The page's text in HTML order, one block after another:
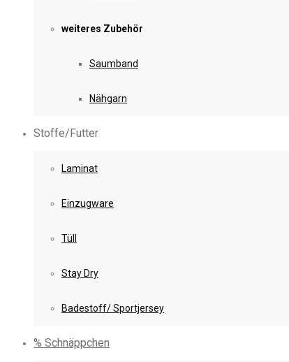
weiteres Zubehör
Saumband
Nähgarn
Stoffe/Futter
Laminat
Einzugware
Tüll
Stay Dry
Badestoff/ Sportjersey
% Schnäppchen